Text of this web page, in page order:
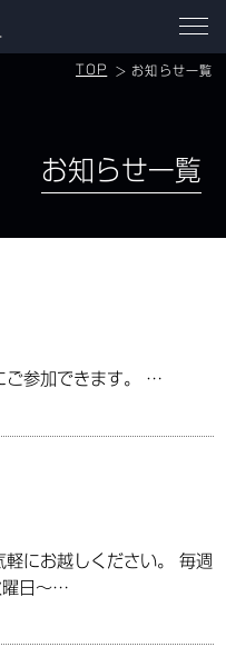
TOP お知らせ一覧
お知らせ一覧
ご参加できます。 …
にお越しください。 毎週
日～…